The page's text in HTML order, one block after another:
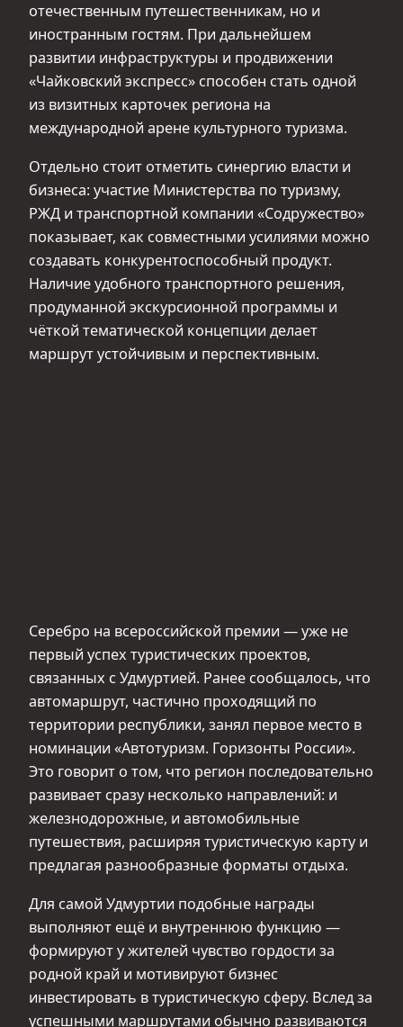
отечественным путешественникам, но и
иностранным гостям. При дальнейшем
развитии инфраструктуры и продвижении
«Чайковский экспресс» способен стать одной
из визитных карточек региона на
международной арене культурного туризма.
Отдельно стоит отметить синергию власти и
бизнеса: участие Министерства по туризму,
РЖД и транспортной компании «Содружество»
показывает, как совместными усилиями можно
создавать конкурентоспособный продукт.
Наличие удобного транспортного решения,
продуманной экскурсионной программы и
чёткой тематической концепции делает
маршрут устойчивым и перспективным.
Серебро на всероссийской премии — уже не
первый успех туристических проектов,
связанных с Удмуртией. Ранее сообщалось, что
автомаршрут, частично проходящий по
территории республики, занял первое место в
номинации «Автотуризм. Горизонты России».
Это говорит о том, что регион последовательно
развивает сразу несколько направлений: и
железнодорожные, и автомобильные
путешествия, расширяя туристическую карту и
предлагая разнообразные форматы отдыха.
Для самой Удмуртии подобные награды
выполняют ещё и внутреннюю функцию —
формируют у жителей чувство гордости за
родной край и мотивируют бизнес
инвестировать в туристическую сферу. Вслед за
успешными маршрутами обычно развиваются